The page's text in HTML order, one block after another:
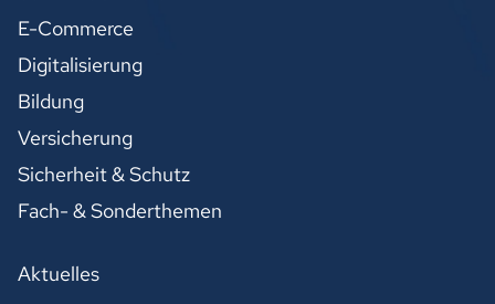
E-Commerce
Digitalisierung
Bildung
Versicherung
Sicherheit & Schutz
Fach- & Sonderthemen
Aktuelles